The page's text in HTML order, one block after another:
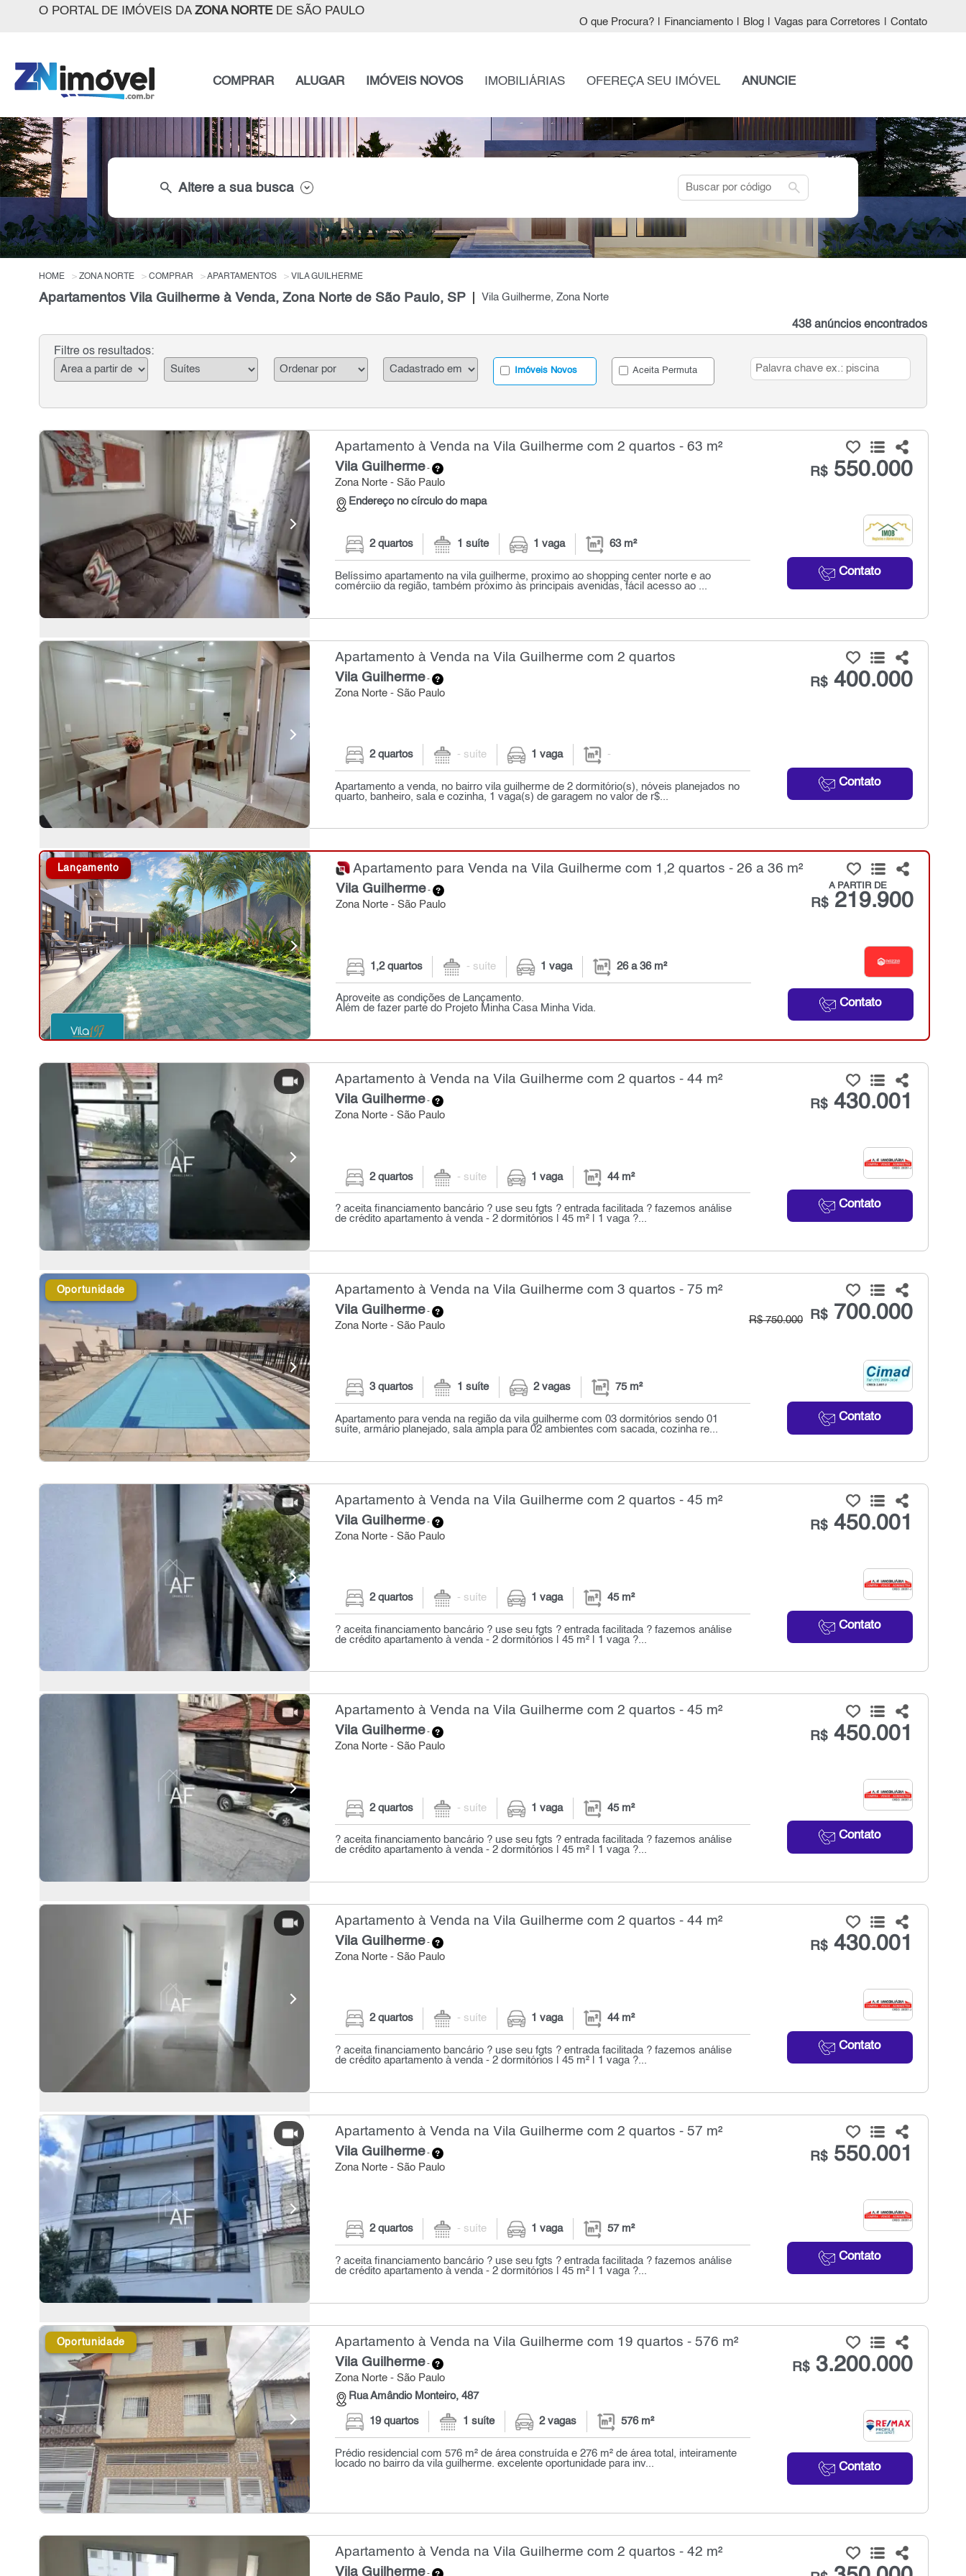
O PORTAL DE IMÓVEIS DA ZONA NORTEDE SÃO PAULO
O que Procura? Financiamento Blog Vagas para Corretores Contato
COMPRAR ALUGAR IMÓVEIS NOVOS IMOBILIÁRIAS OFEREÇA SEU IMÓVEL ANUNCIE
search Altere a sua busca search
HOME ZONA NORTE COMPRAR APARTAMENTOS VILA GUILHERME
Apartamentos Vila Guilherme à Venda, Zona Norte de São Paulo, SP Vila Guilherme, Zona Norte
438 anúncios encontrados
Filtre os resultados:
Imóveis Novos Aceita Permuta
Apartamento à Venda na Vila Guilherme com 2 quartos - 63 m²
Vila Guilherme-
Zona Norte - São Paulo
Endereço no círculo do mapa
R$550.000
Contato
2 quartos 1 suíte 1 vaga 63 m²
Belíssimo apartamento na vila guilherme, proximo ao shopping center norte e ao
comérciio da região, também próximo às principais avenidas, fácil acesso ao ...
Apartamento à Venda na Vila Guilherme com 2 quartos
Vila Guilherme-
Zona Norte - São Paulo
R$400.000
Contato
2 quartos - suíte 1 vaga -
Apartamento a venda, no bairro vila guilherme de 2 dormitório(s), nóveis planejados no
quarto, banheiro, sala e cozinha, 1 vaga(s) de garagem no valor de r$...
Lançamento Apartamento para Venda na Vila Guilherme com 1,2 quartos - 26 a 36 m²
Vila Guilherme-
Zona Norte - São Paulo
A PARTIR DE
R$219.900
Contato
1,2 quartos - suíte 1 vaga 26 a 36 m²
Aproveite as condições de Lançamento.
Além de fazer parte do Projeto Minha Casa Minha Vida.
Apartamento à Venda na Vila Guilherme com 2 quartos - 44 m²
Vila Guilherme-
Zona Norte - São Paulo
R$430.001
Contato
2 quartos - suíte 1 vaga 44 m²
? aceita financiamento bancário ? use seu fgts ? entrada facilitada ? fazemos análise
de crédito apartamento à venda - 2 dormitórios | 45 m² | 1 vaga ?...
Oportunidade Apartamento à Venda na Vila Guilherme com 3 quartos - 75 m²
Vila Guilherme-
Zona Norte - São Paulo
R$700.000
R$ 750.000
Contato
3 quartos 1 suíte 2 vagas 75 m²
Apartamento para venda na região da vila guilherme com 03 dormitórios sendo 01
suíte, armário planejado, sala ampla para 02 ambientes com sacada, cozinha re...
Apartamento à Venda na Vila Guilherme com 2 quartos - 45 m²
Vila Guilherme-
Zona Norte - São Paulo
R$450.001
Contato
2 quartos - suíte 1 vaga 45 m²
? aceita financiamento bancário ? use seu fgts ? entrada facilitada ? fazemos análise
de crédito apartamento à venda - 2 dormitórios | 45 m² | 1 vaga ?...
Apartamento à Venda na Vila Guilherme com 2 quartos - 45 m²
Vila Guilherme-
Zona Norte - São Paulo
R$450.001
Contato
2 quartos - suíte 1 vaga 45 m²
? aceita financiamento bancário ? use seu fgts ? entrada facilitada ? fazemos análise
de crédito apartamento à venda - 2 dormitórios | 45 m² | 1 vaga ?...
Apartamento à Venda na Vila Guilherme com 2 quartos - 44 m²
Vila Guilherme-
Zona Norte - São Paulo
R$430.001
Contato
2 quartos - suíte 1 vaga 44 m²
? aceita financiamento bancário ? use seu fgts ? entrada facilitada ? fazemos análise
de crédito apartamento à venda - 2 dormitórios | 45 m² | 1 vaga ?...
Apartamento à Venda na Vila Guilherme com 2 quartos - 57 m²
Vila Guilherme-
Zona Norte - São Paulo
R$550.001
Contato
2 quartos - suíte 1 vaga 57 m²
? aceita financiamento bancário ? use seu fgts ? entrada facilitada ? fazemos análise
de crédito apartamento à venda - 2 dormitórios | 45 m² | 1 vaga ?...
Oportunidade Apartamento à Venda na Vila Guilherme com 19 quartos - 576 m²
Vila Guilherme-
Zona Norte - São Paulo
Rua Amândio Monteiro, 487
R$3.200.000
Contato
19 quartos 1 suíte 2 vagas 576 m²
Prédio residencial com 576 m² de área construída e 276 m² de área total, inteiramente
locado no bairro da vila guilherme. excelente oportunidade para inv...
Apartamento à Venda na Vila Guilherme com 2 quartos - 42 m²
Vila Guilherme-